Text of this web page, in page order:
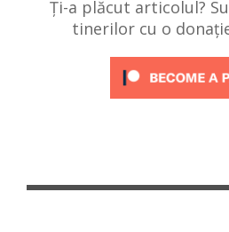
Ți-a plăcut articolul?
tinerilor cu o